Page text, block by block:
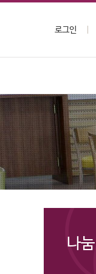
로그인
나